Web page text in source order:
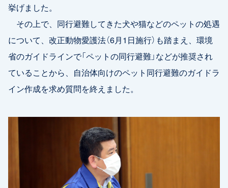
挙げました。
その上で、同行避難してきた犬や猫などのペットの処遇
について、改正動物愛護法（6月1日施行）も踏まえ、環境
省のガイドラインで「ペットの同行避難」などが推奨され
ていることから、自治体向けのペット同行避難のガイドラ
イン作成を求め質問を終えました。